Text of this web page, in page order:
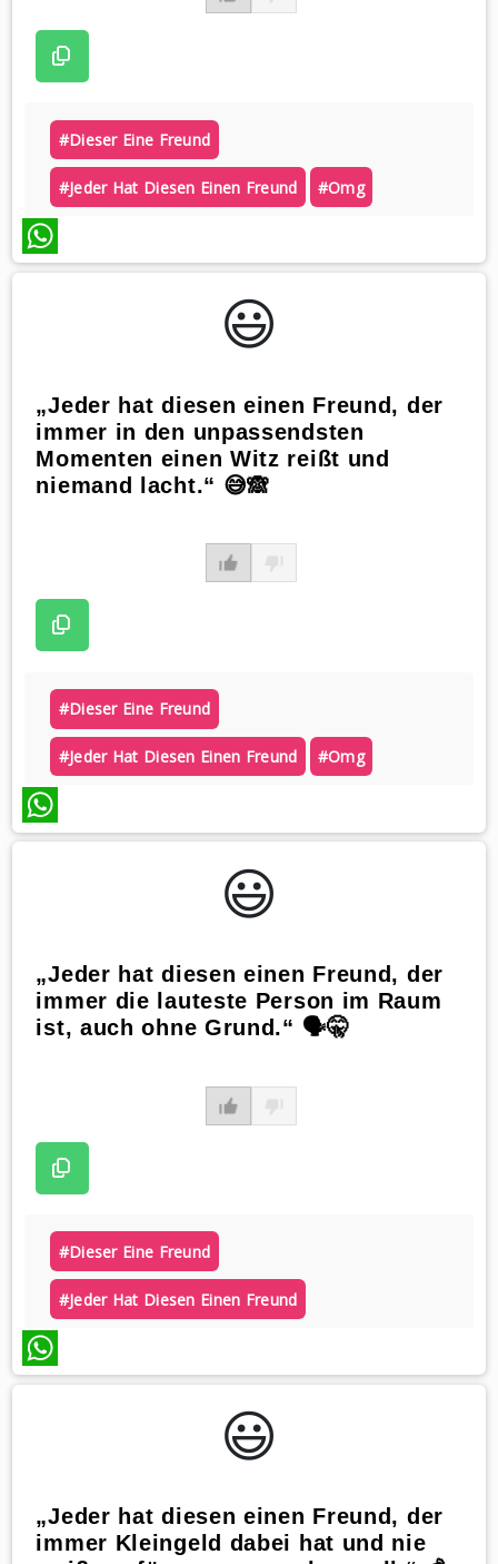
#dieser Eine Freund
#jeder Hat Diesen Einen Freund #omg
WhatsApp
😃️
„Jeder hat diesen einen Freund, der
immer in den unpassendsten
Momenten einen Witz reißt und
niemand lacht.“ 😅🙈
#dieser Eine Freund
#jeder Hat Diesen Einen Freund #omg
WhatsApp
😃️
„Jeder hat diesen einen Freund, der
immer die lauteste Person im Raum
ist, auch ohne Grund.“ 🗣️🤫
#dieser Eine Freund
#jeder Hat Diesen Einen Freund
WhatsApp
😃️
„Jeder hat diesen einen Freund, der
immer Kleingeld dabei hat und nie